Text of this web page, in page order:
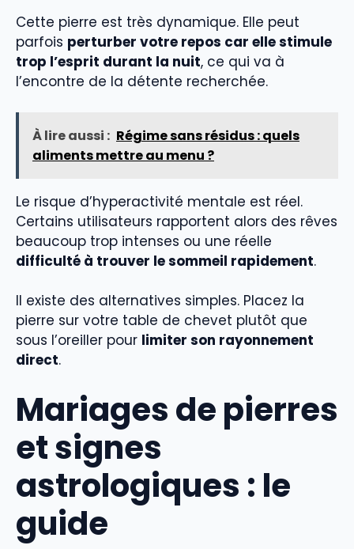
Cette pierre est très dynamique. Elle peut
parfois perturber votre repos car elle stimule
trop l’esprit durant la nuit, ce qui va à
l’encontre de la détente recherchée.
À lire aussi : Régime sans résidus : quels
aliments mettre au menu ?
Le risque d’hyperactivité mentale est réel.
Certains utilisateurs rapportent alors des rêves
beaucoup trop intenses ou une réelle
difficulté à trouver le sommeil rapidement.
Il existe des alternatives simples. Placez la
pierre sur votre table de chevet plutôt que
sous l’oreiller pour limiter son rayonnement
direct.
Mariages de pierres
et signes
astrologiques : le
guide